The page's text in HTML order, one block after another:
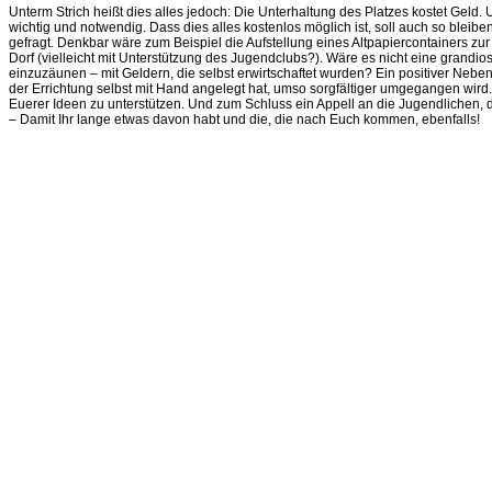
Unterm Strich heißt dies alles jedoch: Die Unterhaltung des Platzes kostet
wichtig und notwendig. Dass dies alles kostenlos möglich ist, soll auch so
gefragt. Denkbar wäre zum Beispiel die Aufstellung eines Altpapiercontainers
Dorf (vielleicht mit Unterstützung des Jugendclubs?). Wäre es nicht eine
einzuzäunen – mit Geldern, die selbst erwirtschaftet wurden? Ein positiver
der Errichtung selbst mit Hand angelegt hat, umso sorgfältiger umgegangen
Euerer Ideen zu unterstützen. Und zum Schluss ein Appell an die
– Damit Ihr lange etwas davon habt und die, die nach Euch kommen, ebenfalls!